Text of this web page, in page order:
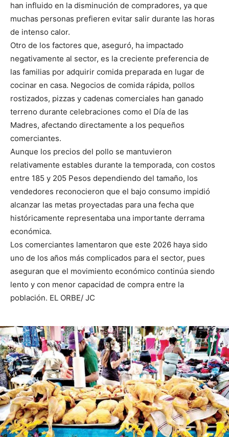
han influido en la disminución de compradores, ya que
muchas personas prefieren evitar salir durante las horas
de intenso calor.
Otro de los factores que, aseguró, ha impactado
negativamente al sector, es la creciente preferencia de
las familias por adquirir comida preparada en lugar de
cocinar en casa. Negocios de comida rápida, pollos
rostizados, pizzas y cadenas comerciales han ganado
terreno durante celebraciones como el Día de las
Madres, afectando directamente a los pequeños
comerciantes.
Aunque los precios del pollo se mantuvieron
relativamente estables durante la temporada, con costos
entre 185 y 205 Pesos dependiendo del tamaño, los
vendedores reconocieron que el bajo consumo impidió
alcanzar las metas proyectadas para una fecha que
históricamente representaba una importante derrama
económica.
Los comerciantes lamentaron que este 2026 haya sido
uno de los años más complicados para el sector, pues
aseguran que el movimiento económico continúa siendo
lento y con menor capacidad de compra entre la
población. EL ORBE/ JC